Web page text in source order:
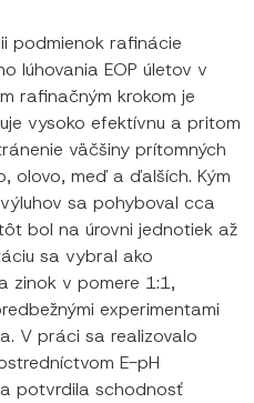
podmienok rafinácie
lúhovania EOP úletov v
rafinačným krokom je
vysoko efektívnu a pritom
väčšiny prítomných
olovo, meď a ďalších. Kým
sa pohyboval cca
bol na úrovni jednotiek až
sa vybral ako
zinok v pomere 1:1,
experimentami
V práci sa realizovalo
E-pH
potvrdila schodnosť